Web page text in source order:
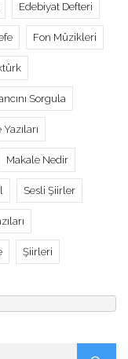
Edebiyat Defteri
Fon Müzikleri
Sorgula
Yazıları
Makale Nedir
Sesli Şiirler
Şiirleri